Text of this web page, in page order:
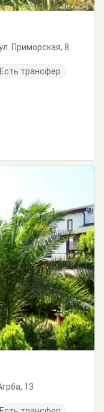
Приморская, 8
Есть трансфер
13